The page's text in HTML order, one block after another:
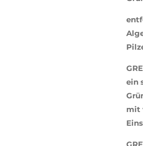
ein
mit